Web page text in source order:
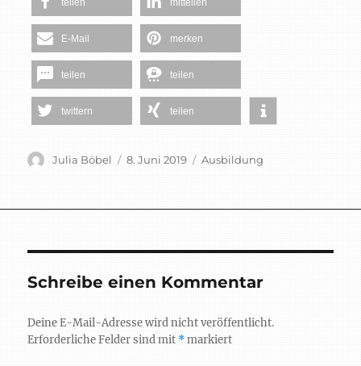
E-Mail merken
teilen teilen
twittern teilen
Autor
Julia Böbel
Veröffentlicht
8. Juni 2019 Schlagwörter
Ausbildung
Schreibe einen Kommentar
Deine E-Mail-Adresse wird nicht veröffentlicht.
Erforderliche Felder sind mit *markiert